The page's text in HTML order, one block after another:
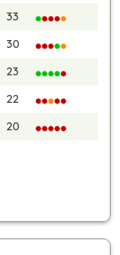
33
30
23
22
20